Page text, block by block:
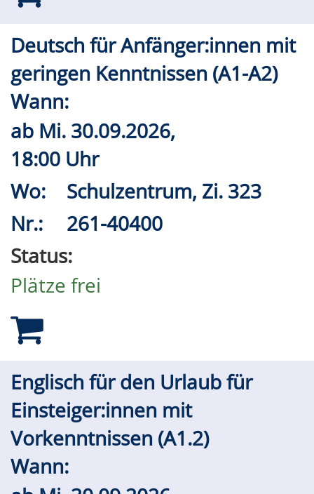
Deutsch für Anfänger:innen mit
geringen Kenntnissen (A1-A2)
Wann:
ab Mi. 30.09.2026,
18:00 Uhr
Wo:
Schulzentrum, Zi. 323
Nr.:
261-40400
Status:
Plätze frei
Englisch für den Urlaub für
Einsteiger:innen mit
Vorkenntnissen (A1.2)
Wann: